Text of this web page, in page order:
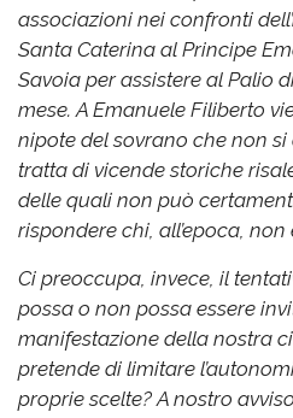
associazioni nei confronti
Santa Caterina al Principe
Savoia per assistere al Palio
mese. A Emanuele Filiberto
nipote del sovrano che non si
tratta di vicende storiche
delle quali non può
rispondere chi, all’epoca,
Ci preoccupa, invece, il
possa o non possa essere
manifestazione della nostra
pretende di limitare
proprie scelte? A nostro